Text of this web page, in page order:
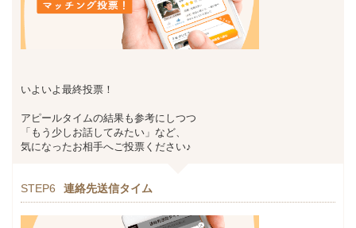
いよいよ最終投票！
アピールタイムの結果も参考にしつつ
「もう少しお話してみたい」など、
気になったお相手へご投票ください♪
STEP6 連絡先送信タイム